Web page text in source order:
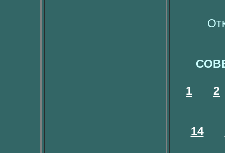
1 2
14